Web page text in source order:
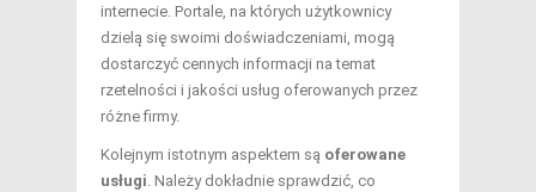
internecie. Portale, na których użytkownicy
dzielą się swoimi doświadczeniami, mogą
dostarczyć cennych informacji na temat
rzetelności i jakości usług oferowanych przez
różne firmy.
Kolejnym istotnym aspektem są oferowane
usługi. Należy dokładnie sprawdzić, co